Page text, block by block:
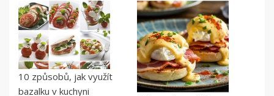
10 způsobů, jak využít
bazalku v kuchyni